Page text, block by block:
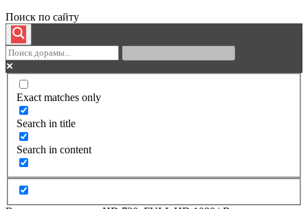
Поиск по сайту
Exact matches only
Search in title
Search in content